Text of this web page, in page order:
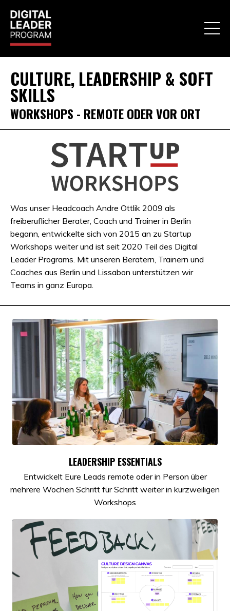
CULTURE, LEADERSHIP & SOFT
SKILLS
WORKSHOPS - REMOTE ODER VOR ORT
Was unser Headcoach Andre Ottlik 2009 als
freiberuflicher Berater, Coach und Trainer in Berlin
begann, entwickelte sich von 2015 an zu Startup
Workshops weiter und ist seit 2020 Teil des Digital
Leader Programs. Mit unseren Beratern, Trainern und
Coaches aus Berlin und Lissabon unterstützen wir
Teams in ganz Europa.
LEADERSHIP ESSENTIALS
Entwickelt Eure Leads remote oder in Person über
mehrere Wochen Schritt für Schritt weiter in kurzweiligen
Workshops